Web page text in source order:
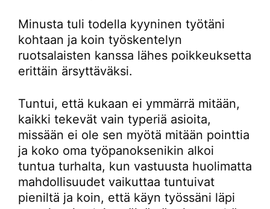
Minusta tuli todella kyyninen työtäni
kohtaan ja koin työskentelyn
ruotsalaisten kanssa lähes poikkeuksetta
erittäin ärsyttäväksi.
Tuntui, että kukaan ei ymmärrä mitään,
kaikki tekevät vain typeriä asioita,
missään ei ole sen myötä mitään pointtia
ja koko oma työpanoksenikin alkoi
tuntua turhalta, kun vastuusta huolimatta
mahdollisuudet vaikuttaa tuntuivat
pieniltä ja koin, että käyn työssäni läpi